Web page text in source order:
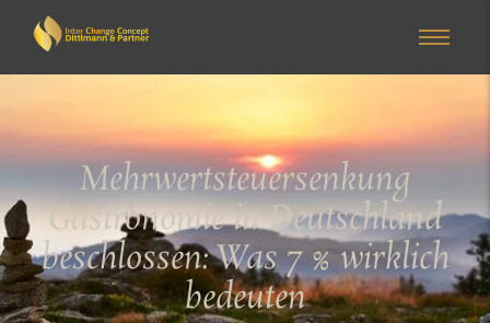
Mehrwertsteuersenkung
Gastronomie in Deutschland
beschlossen: Was 7 % wirklich
bedeuten